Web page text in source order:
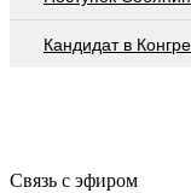
Кандидат в
Связь с эфиром